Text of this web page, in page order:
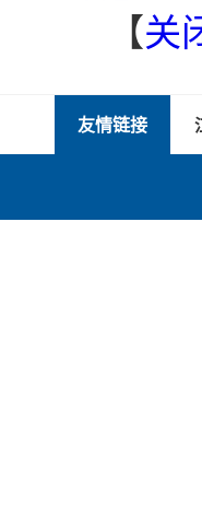
【关
友情链接